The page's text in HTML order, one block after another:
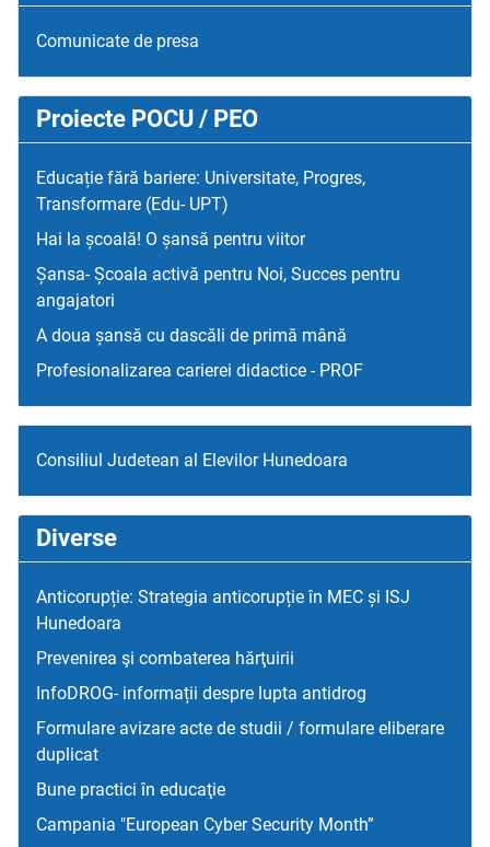
Comunicate de presa
Proiecte POCU / PEO
Educație fără bariere: Universitate, Progres,
Transformare (Edu- UPT)
Hai la școală! O șansă pentru viitor
Șansa- Școala activă pentru Noi, Succes pentru
angajatori
A doua șansă cu dascăli de primă mână
Profesionalizarea carierei didactice - PROF
Consiliul Judetean al Elevilor Hunedoara
Diverse
Anticorupție: Strategia anticorupție în MEC și ISJ
Hunedoara
Prevenirea şi combaterea hărţuirii
InfoDROG- informații despre lupta antidrog
Formulare avizare acte de studii / formulare eliberare
duplicat
Bune practici în educaţie
Campania "European Cyber Security Month”